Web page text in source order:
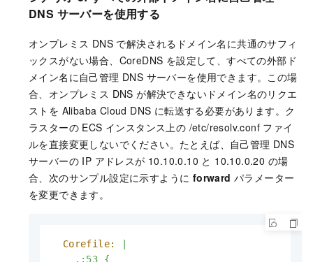
DNS サーバーを使用する
オンプレミス DNS で解決されるドメイン名に共通のサフィ
ックスがない場合、CoreDNS を設定して、すべての外部ド
メイン名に自己管理 DNS サーバーを使用できます。この場
合、オンプレミス DNS が解決できないドメイン名のリクエ
ストを Alibaba Cloud DNS に転送する必要があります。ク
ラスターの ECS インスタンス上の /etc/resolv.conf ファイ
ルを直接変更しないでください。たとえば、自己管理 DNS
サーバーの IP アドレスが 10.10.0.10 と 10.10.0.20 の場
合、次のサンプル設定に示すように forward パラメーター
を変更できます。
Corefile:
    .:53 {